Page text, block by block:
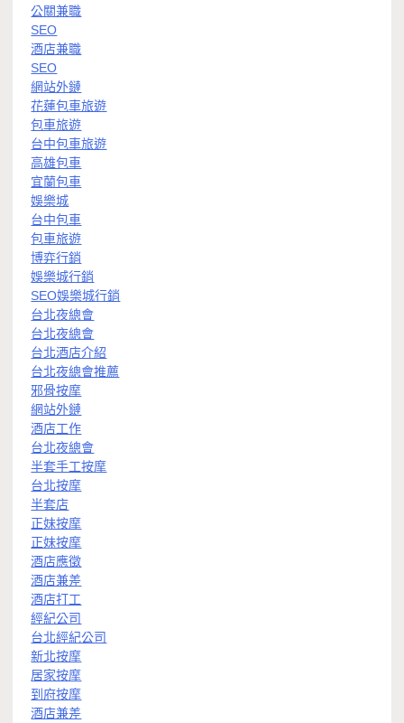
公關兼職
SEO
酒店兼職
SEO
網站外鏈
花蓮包車旅遊
包車旅遊
台中包車旅遊
高雄包車
宜蘭包車
娛樂城
台中包車
包車旅遊
博弈行銷
娛樂城行銷
SEO娛樂城行銷
台北夜總會
台北夜總會
台北酒店介紹
台北夜總會推薦
邪骨按摩
網站外鏈
酒店工作
台北夜總會
半套手工按摩
台北按摩
半套店
正妹按摩
正妹按摩
酒店應徵
酒店兼差
酒店打工
經紀公司
台北經紀公司
新北按摩
居家按摩
到府按摩
酒店兼差